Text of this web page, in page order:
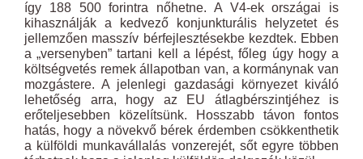
így 188 500 forintra nőhetne. A V4-ek országai is
kihasználják a kedvező konjunkturális helyzetet és
jellemzően masszív bérfejlesztésekbe kezdtek. Ebben
a „versenyben” tartani kell a lépést, főleg úgy hogy a
költségvetés remek állapotban van, a kormánynak van
mozgástere. A jelenlegi gazdasági környezet kiváló
lehetőség arra, hogy az EU átlagbérszintjéhez is
erőteljesebben közelítsünk. Hosszabb távon fontos
hatás, hogy a növekvő bérek érdemben csökkenthetik
a külföldi munkavállalás vonzerejét, sőt egyre többen